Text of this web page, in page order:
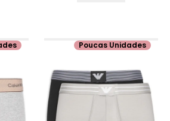
Poucas Unidades